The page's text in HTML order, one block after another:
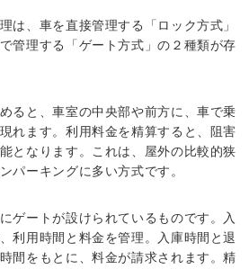
は、車を直接管理する「ロック方式」
管理する「ゲート方式」の２種類が存
ると、車室の中央部や前方に、車で乗
れます。利用料金を精算すると、阻害
となります。これは、屋外の比較的狭
パーキングに多い方式です。
ゲートが設けられているものです。入
利用時間と料金を管理。入庫時間と退
間をもとに、料金が請求されます。精